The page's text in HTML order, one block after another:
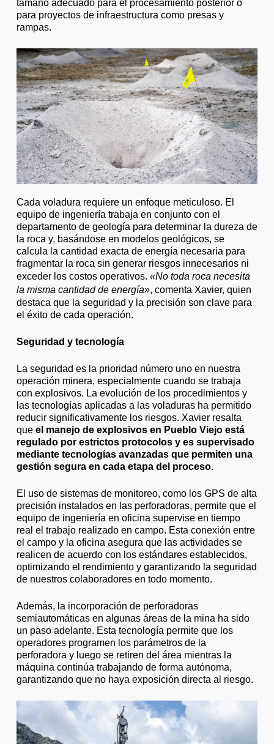
tamaño adecuado para el procesamiento posterior o
para proyectos de infraestructura como presas y
rampas.
Cada voladura requiere un enfoque meticuloso. El
equipo de ingeniería trabaja en conjunto con el
departamento de geología para determinar la dureza de
la roca y, basándose en modelos geológicos, se
calcula la cantidad exacta de energía necesaria para
fragmentar la roca sin generar riesgos innecesarios ni
exceder los costos operativos. «No toda roca necesita
la misma cantidad de energía», comenta Xavier, quien
destaca que la seguridad y la precisión son clave para
el éxito de cada operación.
Seguridad y tecnología
La seguridad es la prioridad número uno en nuestra
operación minera, especialmente cuando se trabaja
con explosivos. La evolución de los procedimientos y
las tecnologías aplicadas a las voladuras ha permitido
reducir significativamente los riesgos. Xavier resalta
que el manejo de explosivos en Pueblo Viejo está
regulado por estrictos protocolos y es supervisado
mediante tecnologías avanzadas que permiten una
gestión segura en cada etapa del proceso.
El uso de sistemas de monitoreo, como los GPS de alta
precisión instalados en las perforadoras, permite que el
equipo de ingeniería en oficina supervise en tiempo
real el trabajo realizado en campo. Esta conexión entre
el campo y la oficina asegura que las actividades se
realicen de acuerdo con los estándares establecidos,
optimizando el rendimiento y garantizando la seguridad
de nuestros colaboradores en todo momento.
Además, la incorporación de perforadoras
semiautomáticas en algunas áreas de la mina ha sido
un paso adelante. Esta tecnología permite que los
operadores programen los parámetros de la
perforadora y luego se retiren del área mientras la
máquina continúa trabajando de forma autónoma,
garantizando que no haya exposición directa al riesgo.